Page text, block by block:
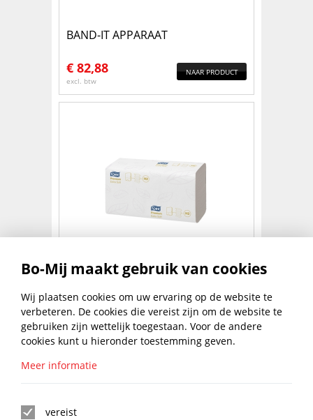
BAND-IT APPARAAT
€ 82,88
excl. btw
NAAR PRODUCT
TORK ADV HAND TOWEL
INTERFOLD
€75,95
excl. btw
NAAR PRODUCT
1 2 3 4 5 6
BO-MIJ NIEUWSBRIEF
Bo-Mij maakt gebruik van cookies
Wij plaatsen cookies om uw ervaring op de website te
verbeteren. De cookies die vereist zijn om de website te
gebruiken zijn wettelijk toegestaan. Voor de andere
cookies kunt u hieronder toestemming geven.
Meer informatie
vereist